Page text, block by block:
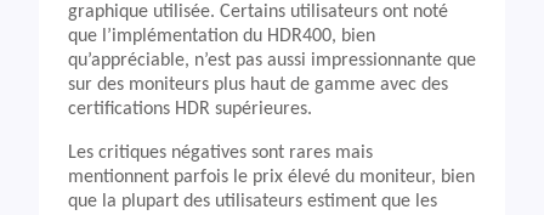
graphique utilisée. Certains utilisateurs ont noté
que l’implémentation du HDR400, bien
qu’appréciable, n’est pas aussi impressionnante que
sur des moniteurs plus haut de gamme avec des
certifications HDR supérieures.
Les critiques négatives sont rares mais
mentionnent parfois le prix élevé du moniteur, bien
que la plupart des utilisateurs estiment que les